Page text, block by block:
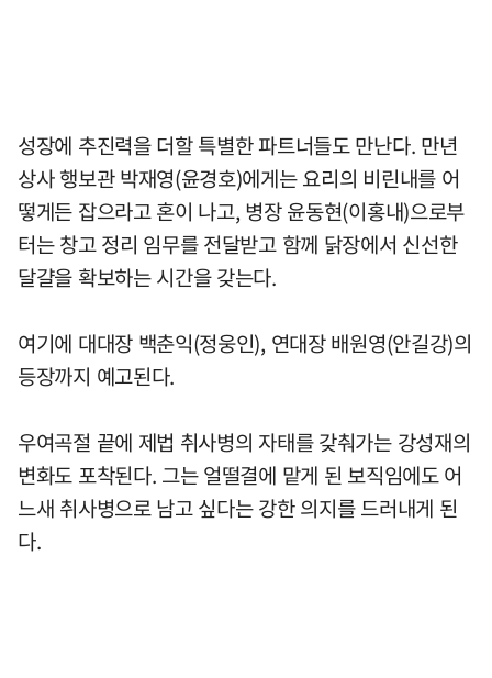
성장에 추진력을 더할 특별한 파트너들도 만난다. 만년
상사 행보관 박재영(윤경호)에게는 요리의 비린내를 어
떻게든 잡으라고 혼이 나고, 병장 윤동현(이홍내)으로부
터는 창고 정리 임무를 전달받고 함께 닭장에서 신선한
달걀을 확보하는 시간을 갖는다.
여기에 대대장 백춘익(정웅인), 연대장 배원영(안길강)의
등장까지 예고된다.
우여곡절 끝에 제법 취사병의 자태를 갖춰가는 강성재의
변화도 포착된다. 그는 얼떨결에 맡게 된 보직임에도 어
느새 취사병으로 남고 싶다는 강한 의지를 드러내게 된
다.